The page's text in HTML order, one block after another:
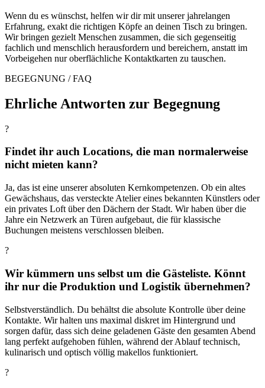
Wenn du es wünschst, helfen wir dir mit unserer jahrelangen
Erfahrung, exakt die richtigen Köpfe an deinen Tisch zu bringen.
Wir bringen gezielt Menschen zusammen, die sich gegenseitig
fachlich und menschlich herausfordern und bereichern, anstatt im
Vorbeigehen nur oberflächliche Kontaktkarten zu tauschen.
BEGEGNUNG / FAQ
Ehrliche Antworten zur Begegnung
?
Findet ihr auch Locations, die man normalerweise
nicht mieten kann?
Ja, das ist eine unserer absoluten Kernkompetenzen. Ob ein altes
Gewächshaus, das versteckte Atelier eines bekannten Künstlers oder
ein privates Loft über den Dächern der Stadt. Wir haben über die
Jahre ein Netzwerk an Türen aufgebaut, die für klassische
Buchungen meistens verschlossen bleiben.
?
Wir kümmern uns selbst um die Gästeliste. Könnt
ihr nur die Produktion und Logistik übernehmen?
Selbstverständlich. Du behältst die absolute Kontrolle über deine
Kontakte. Wir halten uns maximal diskret im Hintergrund und
sorgen dafür, dass sich deine geladenen Gäste den gesamten Abend
lang perfekt aufgehoben fühlen, während der Ablauf technisch,
kulinarisch und optisch völlig makellos funktioniert.
?